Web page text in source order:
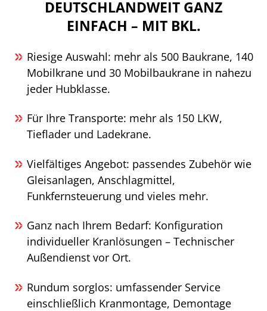
DEUTSCHLANDWEIT GANZ
EINFACH – MIT BKL.
Riesige Auswahl: mehr als 500 Baukrane, 140
Mobilkrane und 30 Mobilbaukrane in nahezu
jeder Hubklasse.
Für Ihre Transporte: mehr als 150 LKW,
Tieflader und Ladekrane.
Vielfältiges Angebot: passendes Zubehör wie
Gleisanlagen, Anschlagmittel,
Funkfernsteuerung und vieles mehr.
Ganz nach Ihrem Bedarf: Konfiguration
individueller Kranlösungen – Technischer
Außendienst vor Ort.
Rundum sorglos: umfassender Service
einschließlich Kranmontage, Demontage